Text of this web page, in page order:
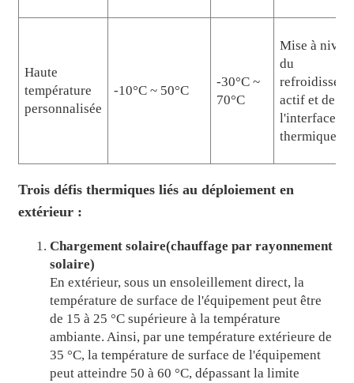
Haute
température
personnalisée
-10°C ~ 50°C
-30°C ~
70°C
Mise à
du
actif et de
l'interface
thermique
Trois défis thermiques liés au déploiement en
extérieur :
Chargement solaire(chauffage par rayonnement
solaire)
En extérieur, sous un ensoleillement direct, la
température de surface de l'équipement peut être
de 15 à 25 °C supérieure à la température
ambiante. Ainsi, par une température extérieure de
35 °C, la température de surface de l'équipement
peut atteindre 50 à 60 °C, dépassant la limite